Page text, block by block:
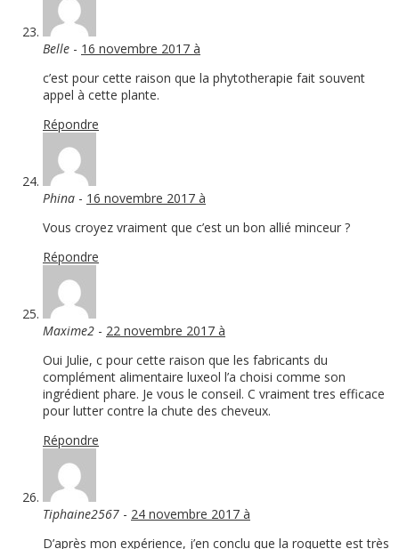
Belle - 16 novembre 2017 à
c’est pour cette raison que la phytotherapie fait souvent
appel à cette plante.
Répondre
Phina - 16 novembre 2017 à
Vous croyez vraiment que c’est un bon allié minceur ?
Répondre
Maxime2 - 22 novembre 2017 à
Oui Julie, c pour cette raison que les fabricants du
complément alimentaire luxeol l’a choisi comme son
ingrédient phare. Je vous le conseil. C vraiment tres efficace
pour lutter contre la chute des cheveux.
Répondre
Tiphaine2567 - 24 novembre 2017 à
D’après mon expérience, j’en conclu que la roquette est très